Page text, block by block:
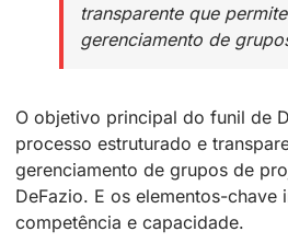
transparente que
gerenciamento de
O objetivo principal do funil de
processo estruturado e
gerenciamento de grupos de
DeFazio. E os elementos-chave
competência e capacidade.